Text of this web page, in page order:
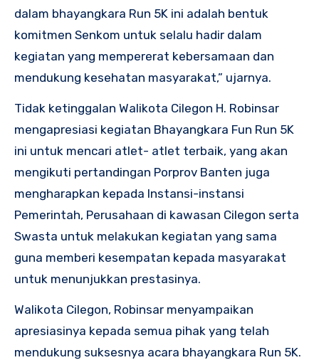
dalam bhayangkara Run 5K ini adalah bentuk
komitmen Senkom untuk selalu hadir dalam
kegiatan yang mempererat kebersamaan dan
mendukung kesehatan masyarakat,” ujarnya.
Tidak ketinggalan Walikota Cilegon H. Robinsar
mengapresiasi kegiatan Bhayangkara Fun Run 5K
ini untuk mencari atlet- atlet terbaik, yang akan
mengikuti pertandingan Porprov Banten juga
mengharapkan kepada Instansi-instansi
Pemerintah, Perusahaan di kawasan Cilegon serta
Swasta untuk melakukan kegiatan yang sama
guna memberi kesempatan kepada masyarakat
untuk menunjukkan prestasinya.
Walikota Cilegon, Robinsar menyampaikan
apresiasinya kepada semua pihak yang telah
mendukung suksesnya acara bhayangkara Run 5K.